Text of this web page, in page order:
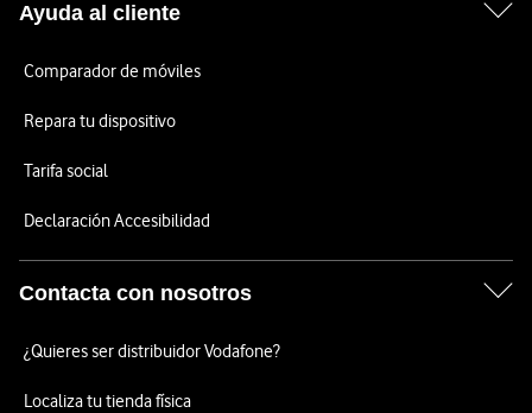
Ayuda al cliente
Comparador de móviles
Repara tu dispositivo
Tarifa social
Declaración Accesibilidad
Contacta con nosotros
¿Quieres ser distribuidor Vodafone?
Localiza tu tienda física